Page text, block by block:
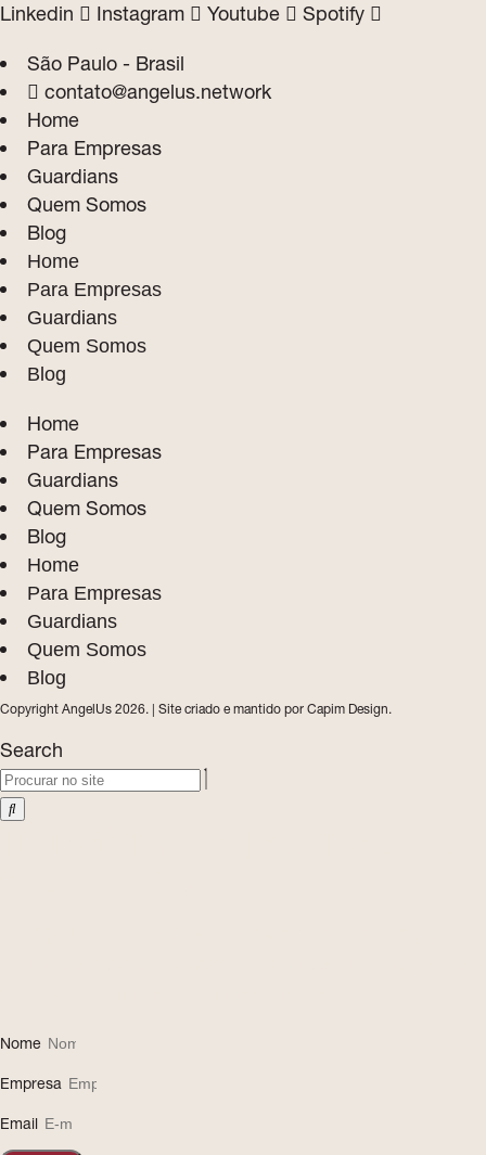
Linkedin Instagram Youtube
Spotify
São Paulo - Brasil
contato@angelus.network
Home
Para Empresas
Guardians
Quem Somos
Blog
Home
Para Empresas
Guardians
Quem Somos
Blog
Home
Para Empresas
Guardians
Quem Somos
Blog
Home
Para Empresas
Guardians
Quem Somos
Blog
Copyright AngelUs 2026. | Site criado e mantido por Capim Design.
Search
Nome
Empresa
Email